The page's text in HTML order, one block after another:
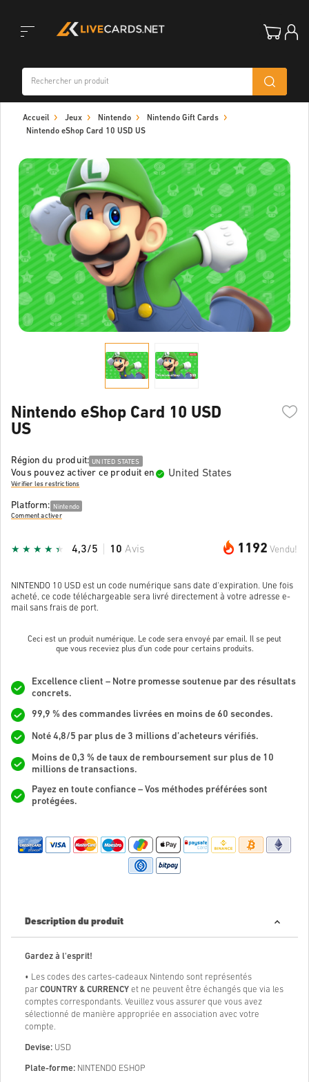
navigation
Accueil Jeux Nintendo
Nintendo Gift Cards
Nintendo eShop Card 10 USD US
Nintendo eShop Card 10 USD
US
Région du produit: UNITED STATES
Vous pouvez activer ce produit en United States
Vérifier les restrictions
Platform: Nintendo
Comment activer
1192 Vendu!
4,3/5 10 Avis
NINTENDO 10 USD est un code numérique sans date d'expiration. Une fois
acheté, ce code téléchargeable sera livré directement à votre adresse e-
mail sans frais de port.
Ceci est un produit numérique. Le code sera envoyé par email. Il se peut
que vous receviez plus d'un code pour certains produits.
Excellence client – Notre promesse soutenue par des résultats
concrets.
99,9 % des commandes livrées en moins de 60 secondes.
Noté 4,8/5 par plus de 3 millions d’acheteurs vérifiés.
Moins de 0,3 % de taux de remboursement sur plus de 10
millions de transactions.
Payez en toute confiance – Vos méthodes préférées sont
protégées.
Description du produit
Gardez à l'esprit!
• Les codes des cartes-cadeaux Nintendo sont représentés
par COUNTRY & CURRENCY et ne peuvent être échangés que via les
comptes correspondants. Veuillez vous assurer que vous avez
sélectionné de manière appropriée en association avec votre
compte.
Devise: USD
Plate-forme: NINTENDO ESHOP